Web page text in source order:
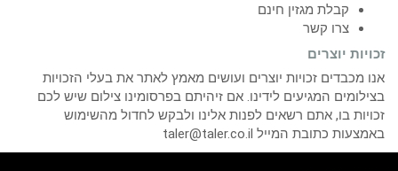
קבלת מגזין חינם
צרו קשר
זכויות יוצרים
אנו מכבדים זכויות יוצרים ועושים מאמץ לאתר את בעלי הזכויות
בצילומים המגיעים לידינו. אם זיהיתם בפרסומינו צילום שיש לכם
זכויות בו, אתם רשאים לפנות אלינו ולבקש לחדול מהשימוש
באמצעות כתובת המייל taler@taler.co.il